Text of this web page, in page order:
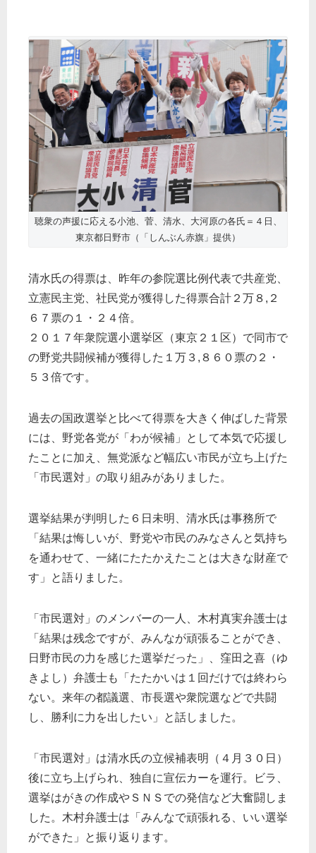
聴衆の声援に応える小池、菅、清水、大河原の各氏＝４日、
東京都日野市（「しんぶん赤旗」提供）
清水氏の得票は、昨年の参院選比例代表で共産党、
立憲民主党、社民党が獲得した得票合計２万８,２
６７票の１・２４倍。
２０１７年衆院選小選挙区（東京２１区）で同市で
の野党共闘候補が獲得した１万３,８６０票の２・
５３倍です。
過去の国政選挙と比べて得票を大きく伸ばした背景
には、野党各党が「わが候補」として本気で応援し
たことに加え、無党派など幅広い市民が立ち上げた
「市民選対」の取り組みがありました。
選挙結果が判明した６日未明、清水氏は事務所で
「結果は悔しいが、野党や市民のみなさんと気持ち
を通わせて、一緒にたたかえたことは大きな財産で
す」と語りました。
「市民選対」のメンバーの一人、木村真実弁護士は
「結果は残念ですが、みんなが頑張ることができ、
日野市民の力を感じた選挙だった」、窪田之喜（ゆ
きよし）弁護士も「たたかいは１回だけでは終わら
ない。来年の都議選、市長選や衆院選などで共闘
し、勝利に力を出したい」と話しました。
「市民選対」は清水氏の立候補表明（４月３０日）
後に立ち上げられ、独自に宣伝カーを運行。ビラ、
選挙はがきの作成やＳＮＳでの発信など大奮闘しま
した。木村弁護士は「みんなで頑張れる、いい選挙
ができた」と振り返ります。